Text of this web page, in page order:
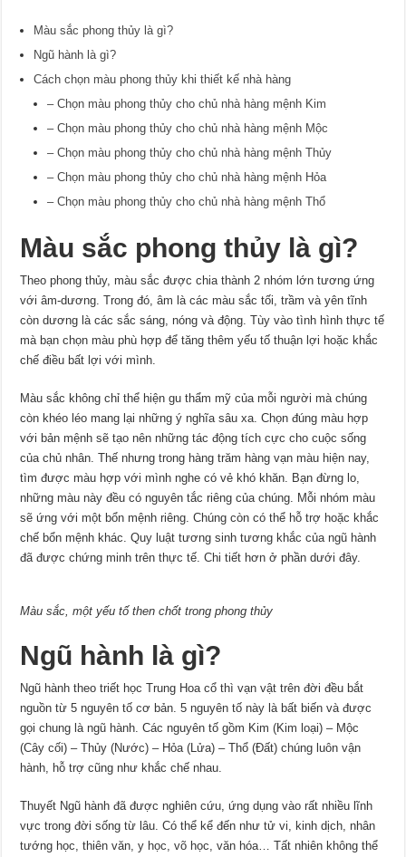
Màu sắc phong thủy là gì?
Ngũ hành là gì?
Cách chọn màu phong thủy khi thiết kế nhà hàng
– Chọn màu phong thủy cho chủ nhà hàng mệnh Kim
– Chọn màu phong thủy cho chủ nhà hàng mệnh Mộc
– Chọn màu phong thủy cho chủ nhà hàng mệnh Thủy
– Chọn màu phong thủy cho chủ nhà hàng mệnh Hỏa
– Chọn màu phong thủy cho chủ nhà hàng mệnh Thổ
Màu sắc phong thủy là gì?
Theo phong thủy, màu sắc được chia thành 2 nhóm lớn tương ứng
với âm-dương. Trong đó, âm là các màu sắc tối, trầm và yên tĩnh
còn dương là các sắc sáng, nóng và động. Tùy vào tình hình thực tế
mà bạn chọn màu phù hợp để tăng thêm yếu tố thuận lợi hoặc khắc
chế điều bất lợi với mình.
Màu sắc không chỉ thể hiện gu thẩm mỹ của mỗi người mà chúng
còn khéo léo mang lại những ý nghĩa sâu xa. Chọn đúng màu hợp
với bản mệnh sẽ tạo nên những tác động tích cực cho cuộc sống
của chủ nhân. Thế nhưng trong hàng trăm hàng vạn màu hiện nay,
tìm được màu hợp với mình nghe có vẻ khó khăn. Bạn đừng lo,
những màu này đều có nguyên tắc riêng của chúng. Mỗi nhóm màu
sẽ ứng với một bổn mệnh riêng. Chúng còn có thể hỗ trợ hoặc khắc
chế bổn mệnh khác. Quy luật tương sinh tương khắc của ngũ hành
đã được chứng minh trên thực tế. Chi tiết hơn ở phần dưới đây.
Màu sắc, một yếu tố then chốt trong phong thủy
Ngũ hành là gì?
Ngũ hành theo triết học Trung Hoa cổ thì vạn vật trên đời đều bắt
nguồn từ 5 nguyên tố cơ bản. 5 nguyên tố này là bất biến và được
gọi chung là ngũ hành. Các nguyên tố gồm Kim (Kim loại) – Mộc
(Cây cối) – Thủy (Nước) – Hỏa (Lửa) – Thổ (Đất) chúng luôn vận
hành, hỗ trợ cũng như khắc chế nhau.
Thuyết Ngũ hành đã được nghiên cứu, ứng dụng vào rất nhiều lĩnh
vực trong đời sống từ lâu. Có thể kể đến như tử vi, kinh dịch, nhân
tướng học, thiên văn, y học, võ học, văn hóa… Tất nhiên không thể